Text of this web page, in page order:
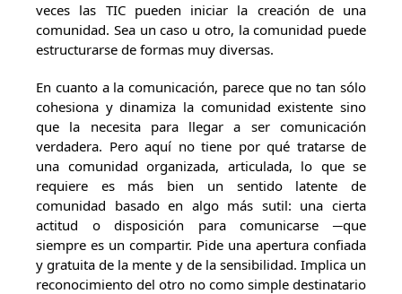
veces las TIC pueden iniciar la creación de una
comunidad. Sea un caso u otro, la comunidad puede
estructurarse de formas muy diversas.
En cuanto a la comunicación, parece que no tan sólo
cohesiona y dinamiza la comunidad existente sino
que la necesita para llegar a ser comunicación
verdadera. Pero aquí no tiene por qué tratarse de
una comunidad organizada, articulada, lo que se
requiere es más bien un sentido latente de
comunidad basado en algo más sutil: una cierta
actitud o disposición para comunicarse ─que
siempre es un compartir. Pide una apertura confiada
y gratuita de la mente y de la sensibilidad. Implica un
reconocimiento del otro no como simple destinatario